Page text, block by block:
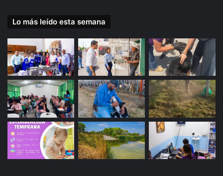
Lo más leído esta semana